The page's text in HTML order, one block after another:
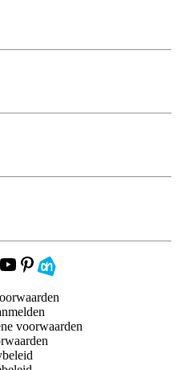
voorwaarden